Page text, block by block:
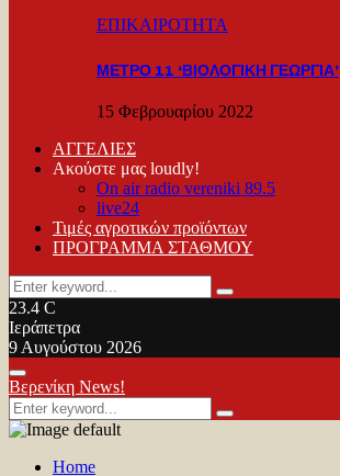
ΕΠΙΚΑΙΡΟΤΗΤΑ
ΜΕΤΡΟ 11 ‘ΒΙΟΛΟΓΙΚΗ ΓΕΩΡΓΙΑ’
15 Φεβρουαρίου 2022
ΑΓΓΕΛΙΕΣ
Ακούστε μας loudly!
On air radio vereniki 89.5
live24
Τιμές αγροτικών προϊόντων
ΠΡΟΓΡΑΜΜΑ ΣΤΑΘΜΟΥ
Search
for:
Search
23.4 C
Ιεράπετρα
9 Αυγούστου 2026
Facebook
Twitter
Youtube
Primary
Menu
Βερενίκη News!
Search
for:
Search
Home